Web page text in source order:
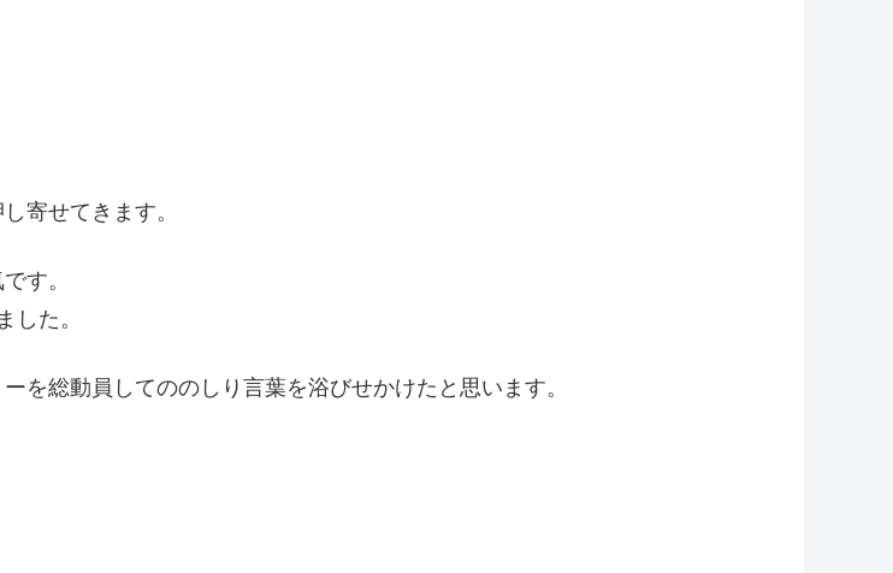
寄せてきます。
す。
した。
を総動員してののしり言葉を浴びせかけたと思います。